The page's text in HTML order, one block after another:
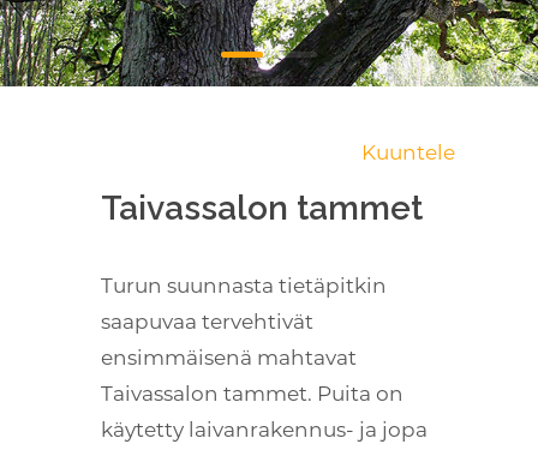
Kuuntele
Taivassalon tammet
Turun suunnasta tietäpitkin
saapuvaa tervehtivät
ensimmäisenä mahtavat
Taivassalon tammet. Puita on
käytetty laivanrakennus- ja jopa